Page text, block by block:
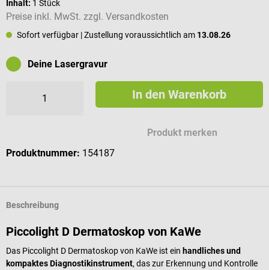
Inhalt: 1 Stück
Preise inkl. MwSt. zzgl. Versandkosten
Sofort verfügbar | Zustellung voraussichtlich am 13.08.26
Deine Lasergravur
In den Warenkorb
Produkt merken
Produktnummer: 154187
Beschreibung
Piccolight D Dermatoskop von KaWe
Das Piccolight D Dermatoskop von KaWe ist ein handliches und
kompaktes Diagnostikinstrument, das zur Erkennung und Kontrolle